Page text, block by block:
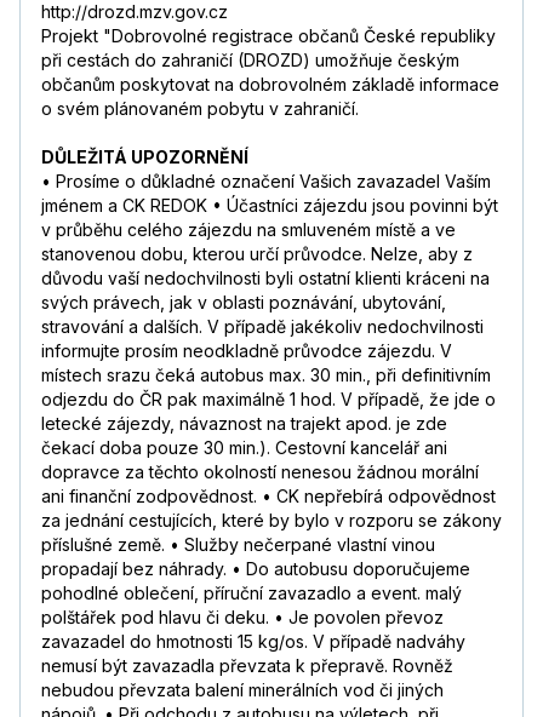
http://drozd.mzv.gov.cz
Projekt "Dobrovolné registrace občanů České republiky
při cestách do zahraničí (DROZD) umožňuje českým
občanům poskytovat na dobrovolném základě informace
o svém plánovaném pobytu v zahraničí.
DŮLEŽITÁ UPOZORNĚNÍ
• Prosíme o důkladné označení Vašich zavazadel Vaším
jménem a CK REDOK • Účastníci zájezdu jsou povinni být
v průběhu celého zájezdu na smluveném místě a ve
stanovenou dobu, kterou určí průvodce. Nelze, aby z
důvodu vaší nedochvilnosti byli ostatní klienti kráceni na
svých právech, jak v oblasti poznávání, ubytování,
stravování a dalších. V případě jakékoliv nedochvilnosti
informujte prosím neodkladně průvodce zájezdu. V
místech srazu čeká autobus max. 30 min., při definitivním
odjezdu do ČR pak maximálně 1 hod. V případě, že jde o
letecké zájezdy, návaznost na trajekt apod. je zde
čekací doba pouze 30 min.). Cestovní kancelář ani
dopravce za těchto okolností nenesou žádnou morální
ani finanční zodpovědnost. • CK nepřebírá odpovědnost
za jednání cestujících, které by bylo v rozporu se zákony
příslušné země. • Služby nečerpané vlastní vinou
propadají bez náhrady. • Do autobusu doporučujeme
pohodlné oblečení, příruční zavazadlo a event. malý
polštářek pod hlavu či deku. • Je povolen převoz
zavazadel do hmotnosti 15 kg/os. V případě nadváhy
nemusí být zavazadla převzata k přepravě. Rovněž
nebudou převzata balení minerálních vod či jiných